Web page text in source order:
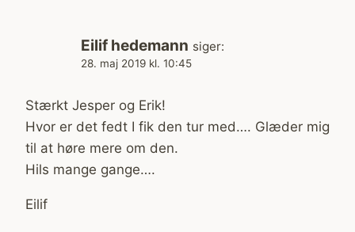
Eilif hedemann siger:
28. maj 2019 kl. 10:45
Stærkt Jesper og Erik!
Hvor er det fedt I fik den tur med…. Glæder mig
til at høre mere om den.
Hils mange gange….
Eilif